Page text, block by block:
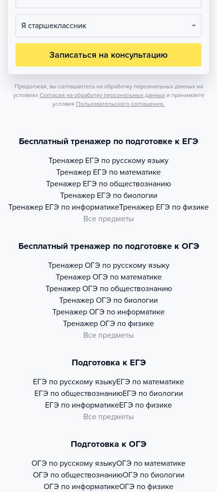
Я старшеклассник
Записаться на консультацию
Продолжая, вы соглашаетесь на обработку персональных данных на
условиях Согласия на обработку персональных данных и принимаете
условия Пользовательского соглашения.
Бесплатный тренажер по подготовке к ЕГЭ
Тренажер ЕГЭ по русскому языку
Тренажер ЕГЭ по математике
Тренажер ЕГЭ по обществознанию
Тренажер ЕГЭ по биологии
Тренажер ЕГЭ по информатикеТренажер ЕГЭ по физике
Все предметы
Бесплатный тренажер по подготовке к ОГЭ
Тренажер ОГЭ по русскому языку
Тренажер ОГЭ по математике
Тренажер ОГЭ по обществознанию
Тренажер ОГЭ по биологии
Тренажер ОГЭ по информатике
Тренажер ОГЭ по физике
Все предметы
Подготовка к ЕГЭ
ЕГЭ по русскому языкуЕГЭ по математике
ЕГЭ по обществознаниюЕГЭ по биологии
ЕГЭ по информатикеЕГЭ по физике
Все предметы
Подготовка к ОГЭ
ОГЭ по русскому языкуОГЭ по математике
ОГЭ по обществознаниюОГЭ по биологии
ОГЭ по информатикеОГЭ по физике